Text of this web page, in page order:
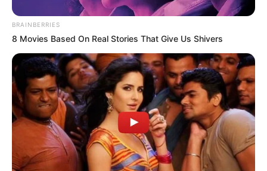
BRAINBERRIES
8 Movies Based On Real Stories That Give Us Shivers